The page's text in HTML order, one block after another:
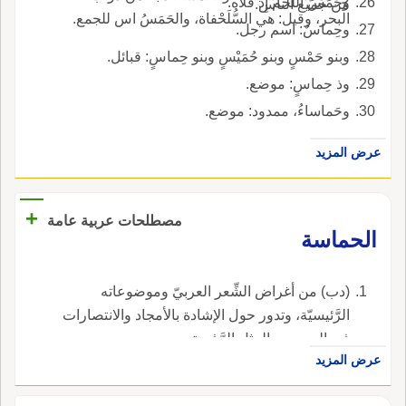
من جميع الناس.
البحر، وقيل: هي السُّلَحْفاة، والحَمَسُ اس للجمع.
وحِماسٌ: اسم رجل.
وبنو حَمْسٍ وبنو حُمَيْسٍ وبنو حِماسٍ: قبائل.
وذ حِماسٍ: موضع.
وحَماساءُ، ممدود: موضع.
عرض المزيد
مصطلحات عربية عامة
+
الحماسة
(دب) من أغراض الشِّعر العربيّ وموضوعاته
الرَّئيسيّة، وتدور حول الإشادة بالأمجاد والانتصارات
في الحروب والمثل الرَّفيعة.
عرض المزيد